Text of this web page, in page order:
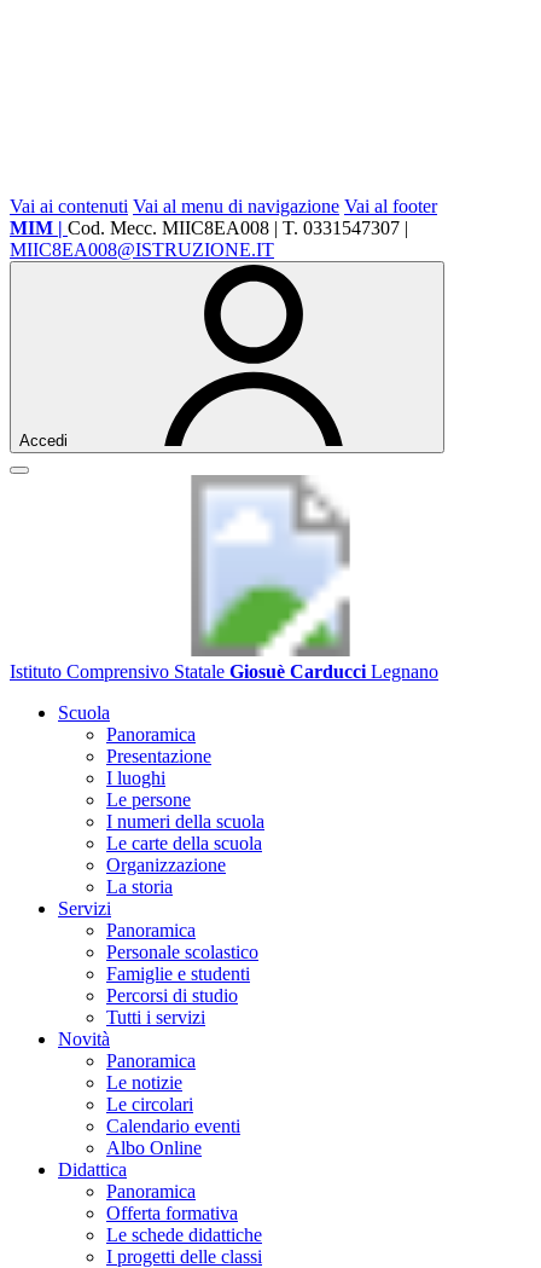
Vai ai contenuti Vai al menu di navigazione Vai al footer
MIM | Cod. Mecc. MIIC8EA008 | T. 0331547307 |
MIIC8EA008@ISTRUZIONE.IT
Accedi
Istituto Comprensivo Statale Giosuè Carducci Legnano
Scuola
Panoramica
Presentazione
I luoghi
Le persone
I numeri della scuola
Le carte della scuola
Organizzazione
La storia
Servizi
Panoramica
Personale scolastico
Famiglie e studenti
Percorsi di studio
Tutti i servizi
Novità
Panoramica
Le notizie
Le circolari
Calendario eventi
Albo Online
Didattica
Panoramica
Offerta formativa
Le schede didattiche
I progetti delle classi